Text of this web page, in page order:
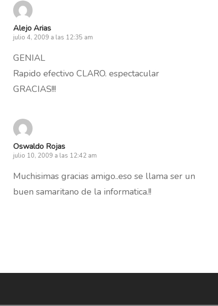
Alejo Arias
julio 4, 2009 a las 12:35 am
GENIAL
Rapido efectivo CLARO. espectacular
GRACIAS!!!
Oswaldo Rojas
julio 10, 2009 a las 12:42 am
Muchisimas gracias amigo..eso se llama ser un
buen samaritano de la informatica.!!